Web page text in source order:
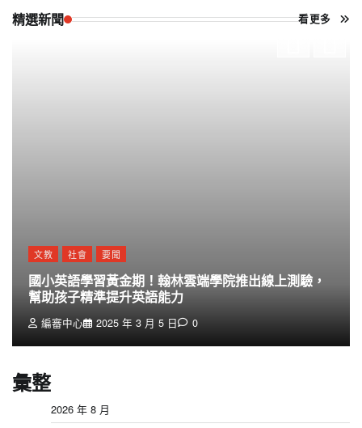
精選新聞 看更多
文教 社會 要聞
國小英語學習黃金期！翰林雲端學院推出線上測驗，
幫助孩子精準提升英語能力
編審中心 2025 年 3 月 5 日 0
彙整
2026 年 8 月